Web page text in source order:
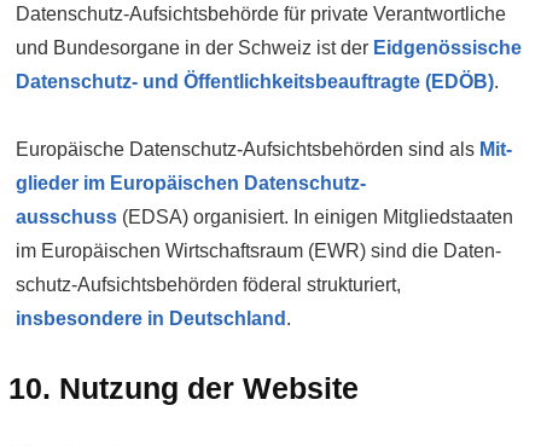
Daten­schutz-Aufsichts­behörde für private Verantwortliche
und Bundes­organe in der Schweiz ist der Eid­genössische
Daten­schutz- und Öffentlich­keits­beauftragte (EDÖB).
Europäische Daten­schutz-Aufsichts­behörden sind als Mit­
glieder im Euro­päischen Daten­schutz­
ausschuss (EDSA) organisiert. In einigen Mitglied­staaten
im Euro­päischen Wirtschafts­raum (EWR) sind die Daten­
schutz-Auf­sichts­behörden föderal strukturiert,
insbesondere in Deutsch­land .
10. Nutzung der Website